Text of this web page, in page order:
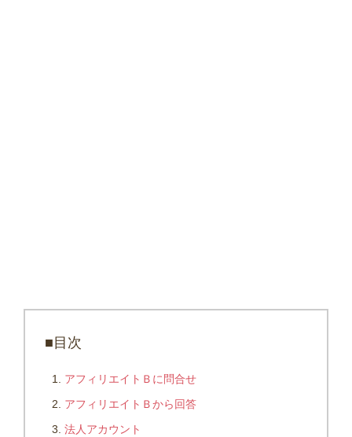
■目次
アフィリエイトＢに問合せ
アフィリエイトＢから回答
法人アカウント